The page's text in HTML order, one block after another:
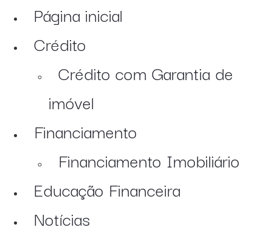
Página inicial
Crédito
Crédito com Garantia de
imóvel
Financiamento
Financiamento Imobiliário
Educação Financeira
Notícias